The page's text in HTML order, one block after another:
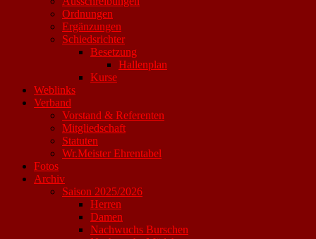
Ordnungen
Ergänzungen
Schiedsrichter
Besetzung
Hallenplan
Kurse
Weblinks
Verband
Vorstand & Referenten
Mitgliedschaft
Statuten
Wr.Meister Ehrentabel
Fotos
Archiv
Saison 2025/2026
Herren
Damen
Nachwuchs Burschen